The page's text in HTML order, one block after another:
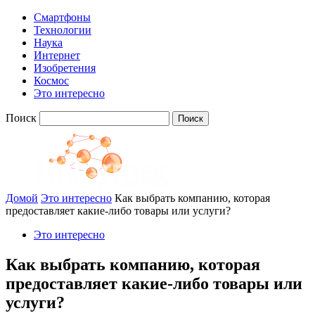
Смартфоны
Технологии
Наука
Интернет
Изобретения
Космос
Это интересно
Поиск
Домой Это интересно Как выбрать компанию, которая
предоставляет какие-либо товары или услуги?
Это интересно
Как выбрать компанию, которая
предоставляет какие-либо товары или
услуги?